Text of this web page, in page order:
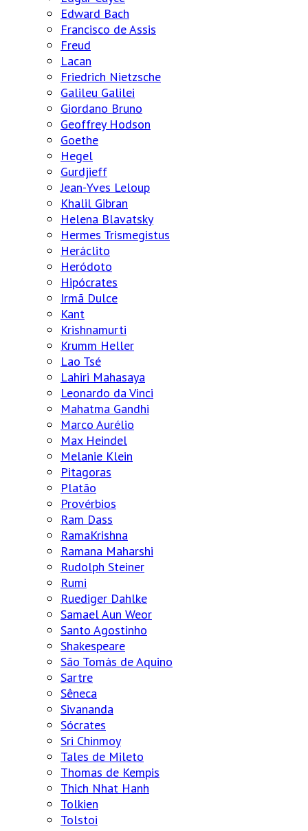
Edward Bach
Francisco de Assis
Freud
Lacan
Friedrich Nietzsche
Galileu Galilei
Giordano Bruno
Geoffrey Hodson
Goethe
Hegel
Gurdjieff
Jean-Yves Leloup
Khalil Gibran
Helena Blavatsky
Hermes Trismegistus
Heráclito
Heródoto
Hipócrates
Irmã Dulce
Kant
Krishnamurti
Krumm Heller
Lao Tsé
Lahiri Mahasaya
Leonardo da Vinci
Mahatma Gandhi
Marco Aurélio
Max Heindel
Melanie Klein
Pitagoras
Platão
Provérbios
Ram Dass
RamaKrishna
Ramana Maharshi
Rudolph Steiner
Rumi
Ruediger Dahlke
Samael Aun Weor
Santo Agostinho
Shakespeare
São Tomás de Aquino
Sartre
Sêneca
Sivananda
Sócrates
Sri Chinmoy
Tales de Mileto
Thomas de Kempis
Thich Nhat Hanh
Tolkien
Tolstoi